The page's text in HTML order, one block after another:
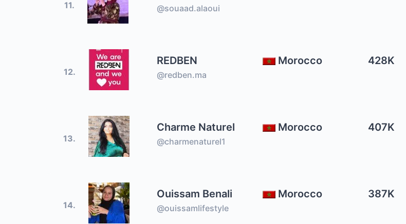
11. @souaad.alaoui
12.
REDBEN
@redben.ma
Morocco 428K
13.
Charme Naturel
@charmenaturel1
Morocco 407K
14.
Ouissam Benali
@ouissamlifestyle
Morocco 387K